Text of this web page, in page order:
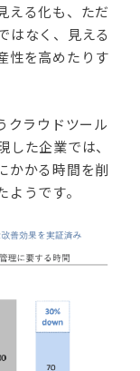
える化も、ただ
はなく、見える
性を高めたりす
クラウドツール
た企業では、
かかる時間を削
うです。